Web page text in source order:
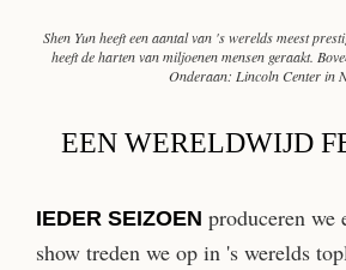
Shen Yun heeft een aantal van 's werelds meest
heeft de harten van miljoenen mensen geraakt.
Onderaan: Lincoln Center in
EEN WERELDWIJD
IEDER SEIZOEN produceren we
show treden we op in 's werelds